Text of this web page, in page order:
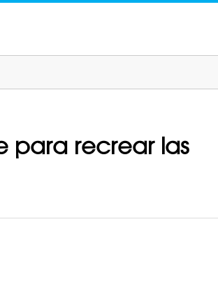
para recrear las